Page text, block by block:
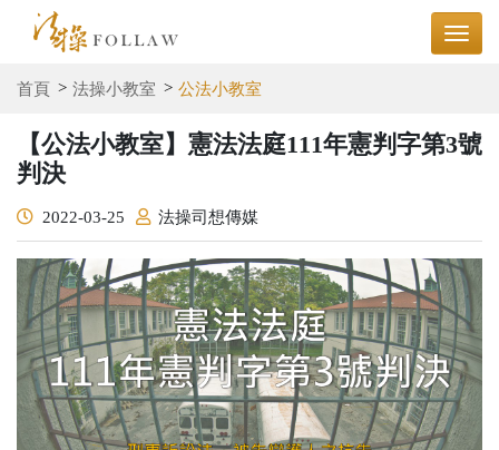
首頁 法操小教室 公法小教室
【公法小教室】憲法法庭111年憲判字第3號
判決
2022-03-25 法操司想傳媒